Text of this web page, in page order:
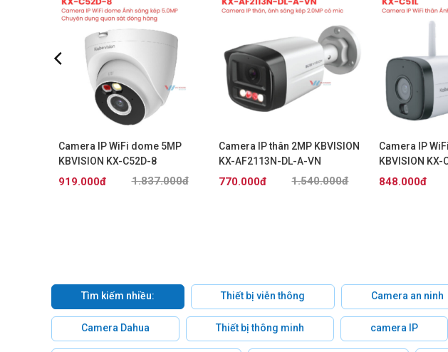
Camera IP WiFi dome 5MP
KBVISION KX-C52D-8
1.837.000đ
919.000đ
Camera IP thân 2MP KBVISION
KX-AF2113N-DL-A-VN
1.540.000đ
770.000đ
Camera IP
KBVISION KX-
848.000đ
Tìm kiếm nhiều: Thiết bị viễn thông Camera an ninh
Camera Dahua Thiết bị thông minh camera IP